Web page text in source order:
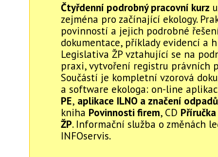
Čtyřdenní podrobný pracovní kurz
zejména pro začínající ekology.
povinností a jejich podrobné
dokumentace, příklady evidencí a
Legislativa ŽP vztahující se na
praxi, vytvoření registru právních
Součástí je kompletní vzorová
a software ekologa: on-line
PE, aplikace ILNO a značení odpadů
kniha Povinnosti firem, CD
ŽP. Informační služba o změnách
INFOservis.